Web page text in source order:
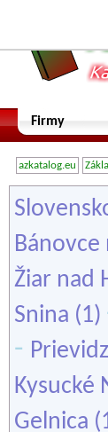
Firmy
azkatalog.eu
Bánovce
Žiar nad
Snina (1)
-
Kysucké
Gelnica